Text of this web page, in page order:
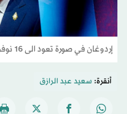
إردوغان في صورة تعود الى 16 نوفمبر الماضي (د.ب.أ)
أنقرة: سعيد عبد الرازق